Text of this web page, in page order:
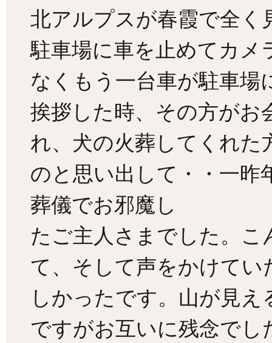
北アルプスが春霞で全く
駐車場に車を止めてカメ
なくもう一台車が駐車場
挨拶した時、その方がお
れ、犬の火葬してくれた
のと思い出して・・一
葬儀でお邪魔し
たご主人さまでした。
て、そして声をかけてい
しかったです。山が見
ですがお互いに残念でし